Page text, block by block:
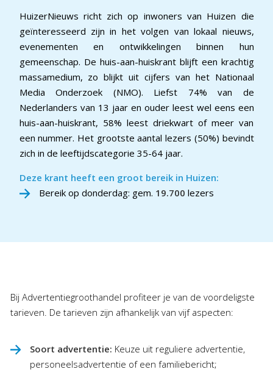
HuizerNieuws richt zich op inwoners van Huizen die
geïnteresseerd zijn in het volgen van lokaal nieuws,
evenementen en ontwikkelingen binnen hun
gemeenschap. De huis-aan-huiskrant blijft een krachtig
massamedium, zo blijkt uit cijfers van het Nationaal
Media Onderzoek (NMO). Liefst 74% van de
Nederlanders van 13 jaar en ouder leest wel eens een
huis-aan-huiskrant, 58% leest driekwart of meer van
een nummer. Het grootste aantal lezers (50%) bevindt
zich in de leeftijdscategorie 35-64 jaar.
Deze krant heeft een groot bereik in Huizen:
Bereik op donderdag: gem. 19.700 lezers
Bij Advertentiegroothandel profiteer je van de voordeligste
tarieven. De tarieven zijn afhankelijk van vijf aspecten:
Soort advertentie: Keuze uit reguliere advertentie,
personeelsadvertentie of een familiebericht;